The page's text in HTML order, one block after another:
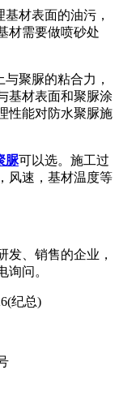
材表面的油污，
材需要做喷砂处
聚脲的粘合力，
基材表面和聚脲涂
性能对防水聚脲施
脲可以选。施工过
风速，基材温度等
、销售的企业，
询问。
纪总)